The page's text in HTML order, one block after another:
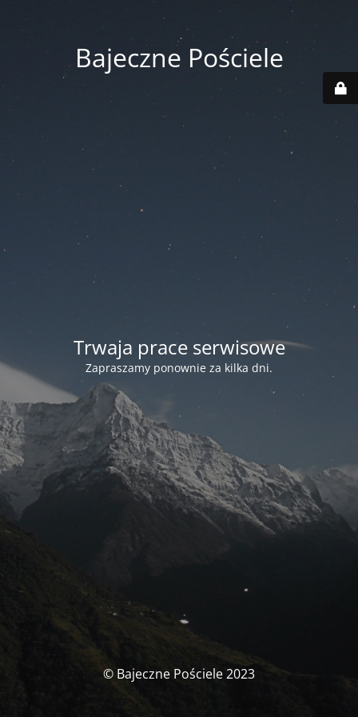
Bajeczne Pościele
Trwaja prace serwisowe
Zapraszamy ponownie za kilka dni.
© Bajeczne Pościele 2023